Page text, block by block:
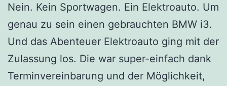
Nein. Kein Sportwagen. Ein Elektroauto. Um
genau zu sein einen gebrauchten BMW i3.
Und das Abenteuer Elektroauto ging mit der
Zulassung los. Die war super-einfach dank
Terminvereinbarung und der Möglichkeit,